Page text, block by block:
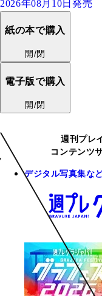
2026年08月10日発売
紙の本で購入
開/閉
電子版で購入
開/閉
週刊プレ
コンテンツ
デジタル写真集な